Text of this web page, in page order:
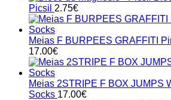
Picsil 2.75€
Meias F BURPEES GRAFFITI
17.00€
Meias 2STRIPE F BOX JUMPS
Socks 17.00€